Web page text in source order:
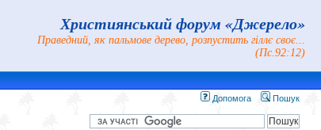
Християнський форум «Джерело»
Праведний, як пальмове дерево, розпустить гіллє своє...
(Пс.92:12)
Допомога Пошук